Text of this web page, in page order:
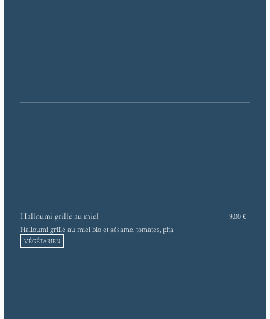
Halloumi grillé au miel
Halloumi grillé au miel bio et sésame, tomates, pita
VÉGÉTARIEN
9,00 €